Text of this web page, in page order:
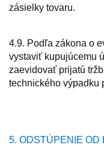
zásielky tovaru.
4.9. Podľa zákona o
vystaviť kupujúcemu
zaevidovať prijatú
technického výpadku
5. ODSTÚPENIE OD